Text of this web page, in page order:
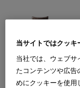
675 MARALUNGA 40-MAXI
マラルンガ 40 マキシ ソ
W3100 × D1050 × H730?1030（SH465，
形状＝3人掛 背クッション付
垢））
当サイトではクッ
当社では、ウェブサ
たコンテンツや広
めにクッキーを使用